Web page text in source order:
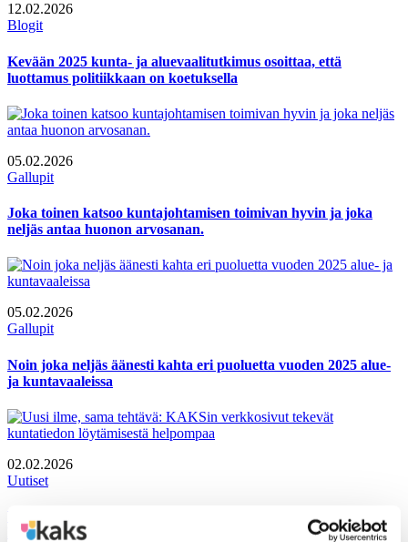
12.02.2026
Blogit
Kevään 2025 kunta- ja aluevaalitutkimus osoittaa, että
luottamus politiikkaan on koetuksella
05.02.2026
Gallupit
Joka toinen katsoo kuntajohtamisen toimivan hyvin ja joka
neljäs antaa huonon arvosanan.
05.02.2026
Gallupit
Noin joka neljäs äänesti kahta eri puoluetta vuoden 2025 alue-
ja kuntavaaleissa
02.02.2026
Uutiset
Uusi ilme, sama tehtävä: KAKSin verkkosivut tekevät
kuntatiedon löytämisestä helpompaa